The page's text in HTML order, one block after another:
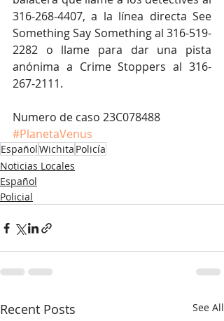
316-268-4407, a la línea directa See
Something Say Something al 316-519-
2282 o llame para dar una pista
anónima a Crime Stoppers al 316-
267-2111.
Numero de caso 23C078488
#PlanetaVenus
EspañolWichita Policía
Noticias Locales
Español
Policial
Recent Posts See All